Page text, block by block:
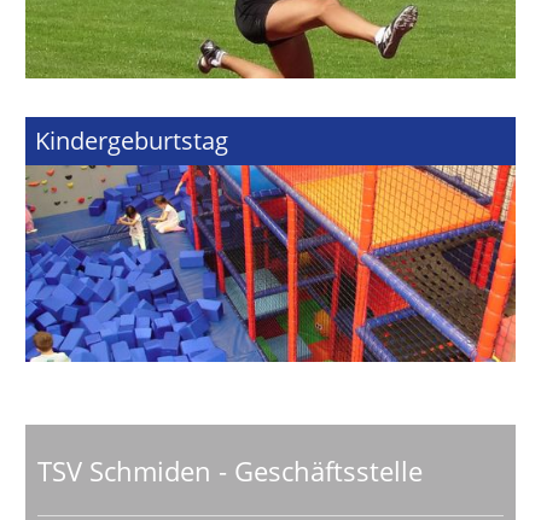
Kindergeburtstag
TSV Schmiden - Geschäftsstelle